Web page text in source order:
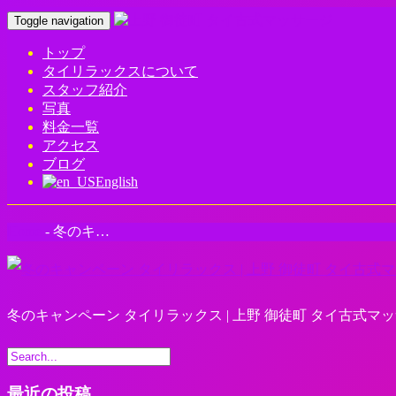
Toggle navigation
トップ
タイリラックスについて
スタッフ紹介
写真
料金一覧
アクセス
ブログ
English
- 冬のキ…
冬のキャンペーン タイリラックス | 上野 御徒町 タイ古式マ